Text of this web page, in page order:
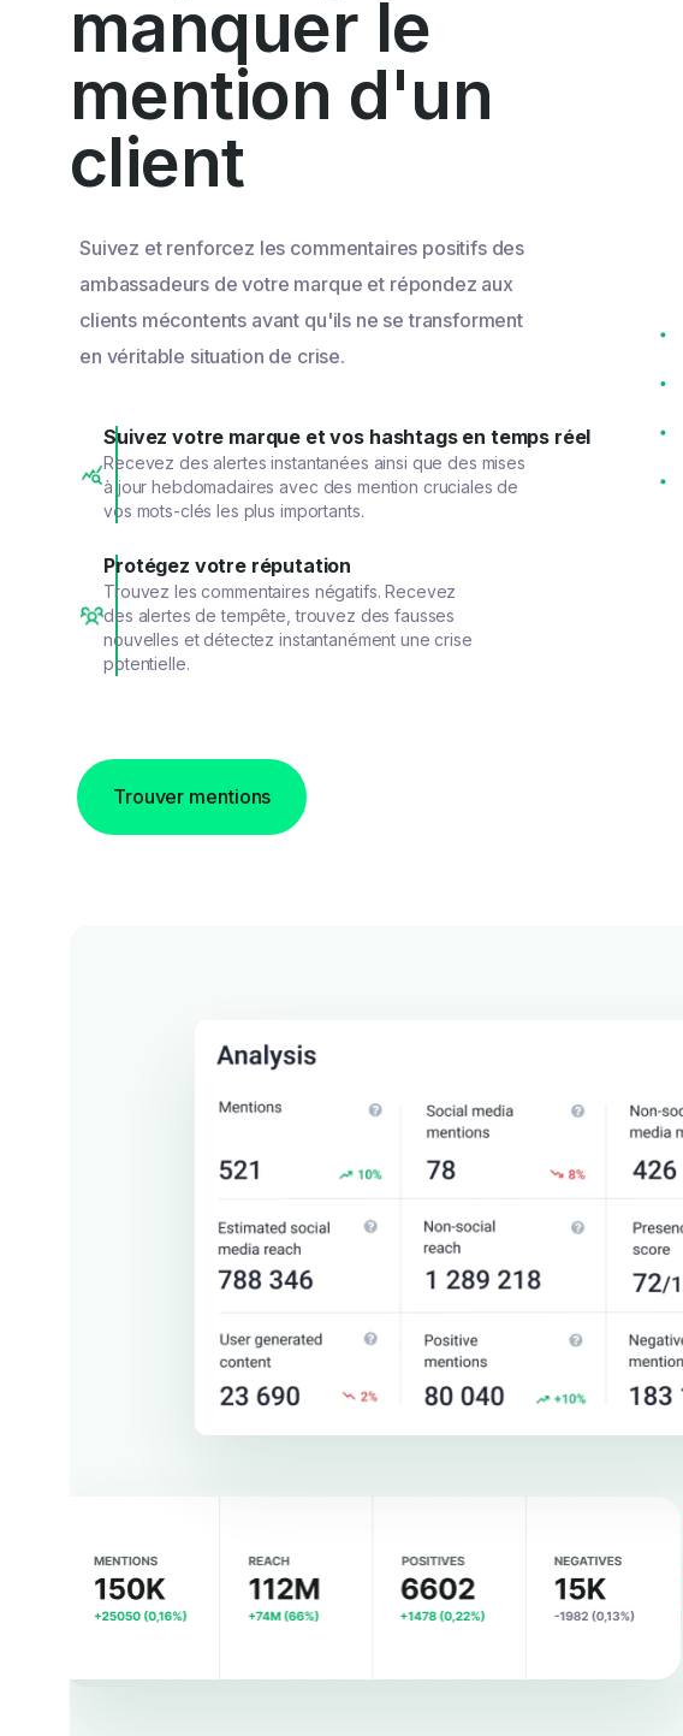
manquer le
mention d'un
client
Suivez et renforcez les commentaires positifs des
ambassadeurs de votre marque et répondez aux
clients mécontents avant qu'ils ne se transforment
en véritable situation de crise.
Suivez votre marque et vos hashtags en temps réel
Recevez des alertes instantanées ainsi que des mises
à jour hebdomadaires avec des mention cruciales de
vos mots-clés les plus importants.
Protégez votre réputation
Trouvez les commentaires négatifs. Recevez
des alertes de tempête, trouvez des fausses
nouvelles et détectez instantanément une crise
potentielle.
Trouver mentions